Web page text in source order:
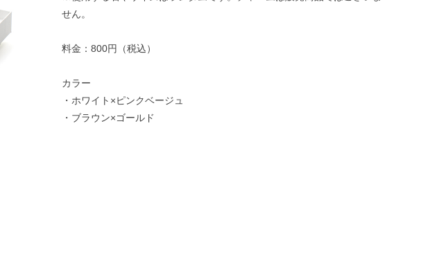
せん。
料金：800円（税込）
カラー
・ホワイト×ピンクベージュ
・ブラウン×ゴールド